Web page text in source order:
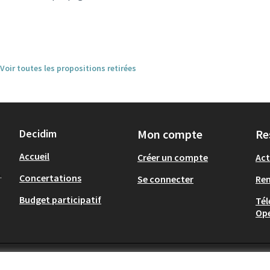
Voir toutes les propositions retirées
Decidim
Accueil
Concertations
Budget participatif
Mon compte
Créer un compte
Se connecter